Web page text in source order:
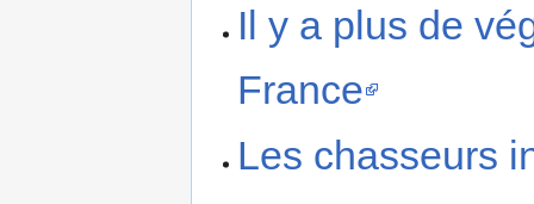
Il y a plus de
France
Les chasseurs